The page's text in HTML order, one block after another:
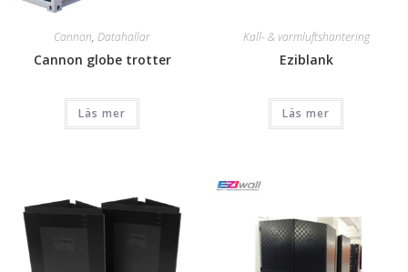
Cannon, Datahallar
Cannon globe trotter
Läs mer
Kall- & varmluftshantering
Eziblank
Läs mer